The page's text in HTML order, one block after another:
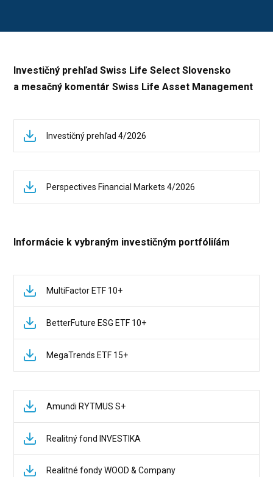
Investičný prehľad Swiss Life Select Slovensko
a mesačný komentár Swiss Life Asset Management
Investičný prehľad 4/2026
Perspectives Financial Markets 4/2026
Informácie k vybraným investičným portfóliíám
MultiFactor ETF 10+
BetterFuture ESG ETF 10+
MegaTrends ETF 15+
Amundi RYTMUS S+
Realitný fond INVESTIKA
Realitné fondy WOOD & Company